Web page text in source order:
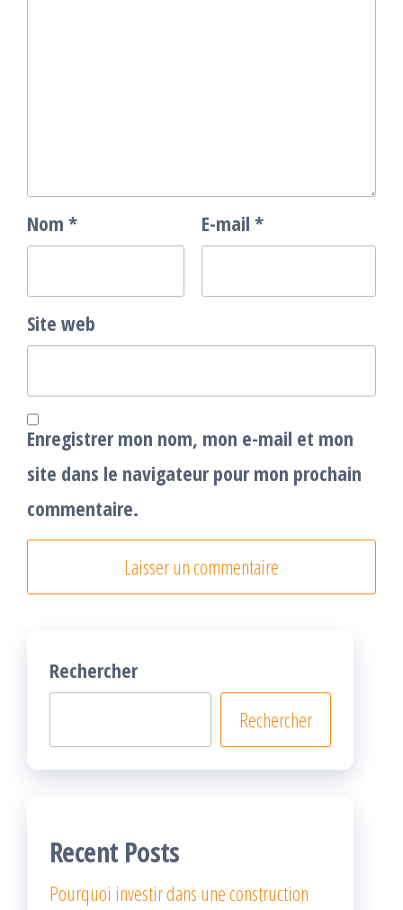
Nom * E-mail *
Site web
Enregistrer mon nom, mon e-mail et mon
site dans le navigateur pour mon prochain
commentaire.
Rechercher
Rechercher
Recent Posts
Pourquoi investir dans une construction